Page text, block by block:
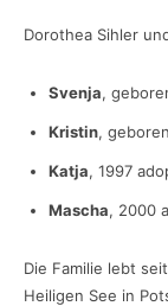
Dorothea Sihler
Svenja,
Kristin,
Katja, 1997
Mascha, 2000
Die Familie lebt
Heiligen See in